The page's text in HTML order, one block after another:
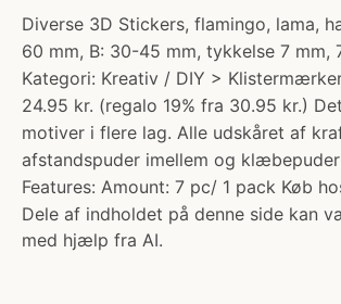
Diverse 3D Stickers, flamingo, lama,
60 mm, B: 30-45 mm, tykkelse 7 mm,
Kategori: Kreativ / DIY >
24.95 kr. (regalo 19% fra 30.95 kr.)
motiver i flere lag. Alle udskåret af
afstandspuder imellem og
Features: Amount: 7 pc/ 1 pack Køb
Dele af indholdet på denne side kan
med hjælp fra AI.